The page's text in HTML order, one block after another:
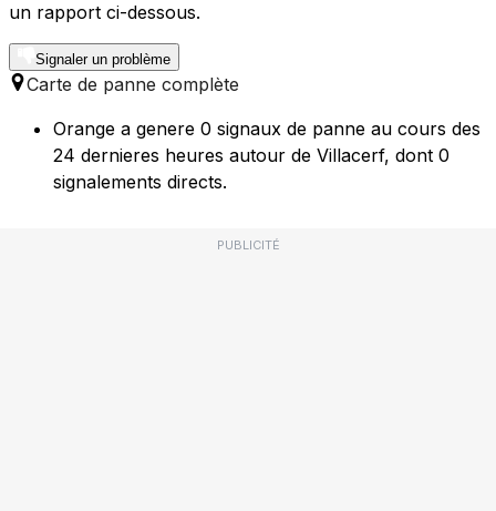
un rapport ci-dessous.
Signaler un problème
Carte de panne complète
Orange a genere 0 signaux de panne au cours des
24 dernieres heures autour de Villacerf, dont 0
signalements directs.
PUBLICITÉ